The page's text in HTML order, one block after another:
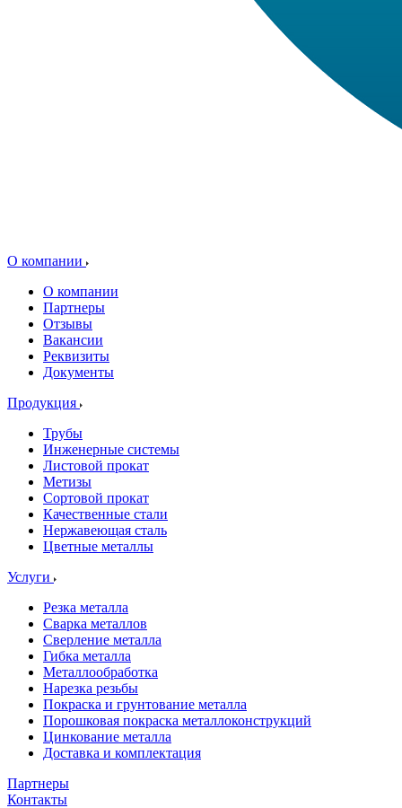
О компании
О компании
Партнеры
Отзывы
Вакансии
Реквизиты
Документы
Продукция
Трубы
Инженерные системы
Листовой прокат
Метизы
Сортовой прокат
Качественные стали
Нержавеющая сталь
Цветные металлы
Услуги
Резка металла
Сварка металлов
Сверление металла
Гибка металла
Металлообработка
Нарезка резьбы
Покраска и грунтование металла
Порошковая покраска металлоконструкций
Цинкование металла
Доставка и комплектация
Партнеры
Контакты